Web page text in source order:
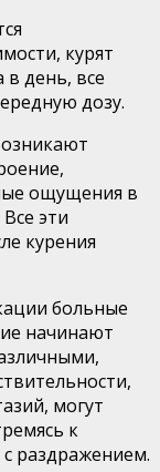
курят
в день, все
дозу.
ощущения в
эти
курения
больные
начинают
могут
к
раздражением.